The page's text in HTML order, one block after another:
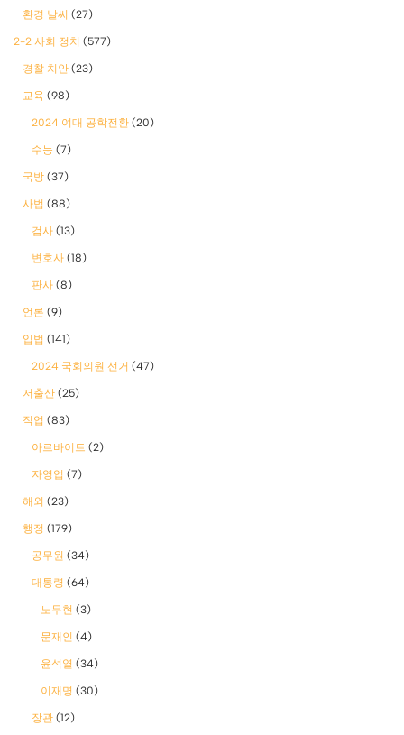
환경 날씨 (27)
2-2 사회 정치 (577)
경찰 치안 (23)
교육 (98)
2024 여대 공학전환 (20)
수능 (7)
국방 (37)
사법 (88)
검사 (13)
변호사 (18)
판사 (8)
언론 (9)
입법 (141)
2024 국회의원 선거 (47)
저출산 (25)
직업 (83)
아르바이트 (2)
자영업 (7)
해외 (23)
행정 (179)
공무원 (34)
대통령 (64)
노무현 (3)
문재인 (4)
윤석열 (34)
이재명 (30)
장관 (12)